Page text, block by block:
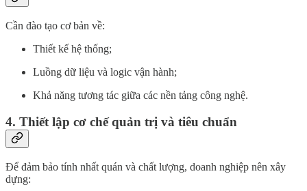
Cần đào tạo cơ bản về:
Thiết kế hệ thống;
Luồng dữ liệu và logic vận hành;
Khả năng tương tác giữa các nền tảng công nghệ.
4. Thiết lập cơ chế quản trị và tiêu chuẩn
Để đảm bảo tính nhất quán và chất lượng, doanh nghiệp nên xây
dựng: